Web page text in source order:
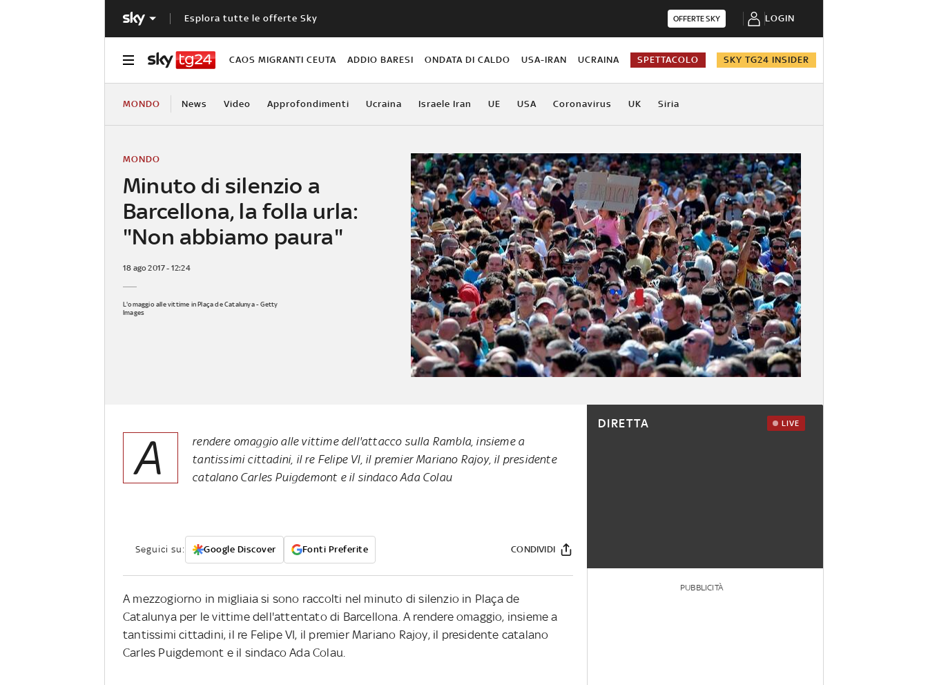
Esplora tutte le offerte Sky OFFERTE SKY LOGIN
CAOS MIGRANTI CEUTA ADDIO BARESI ONDATA DI CALDO USA-IRAN UCRAINA SPETTACOLO SKY TG24 INSIDER
MONDO News Video Approfondimenti Ucraina Israele Iran UE USA Coronavirus UK Siria
Minuto di silenzio a
Barcellona, la folla urla:
"Non abbiamo paura"
MONDO
18 ago 2017 - 12:24
L'omaggio alle vittime in Plaça de Catalunya - Getty
Images
A
rendere omaggio alle vittime dell'attacco sulla Rambla, insieme a
tantissimi cittadini, il re Felipe VI, il premier Mariano Rajoy, il presidente
catalano Carles Puigdemont e il sindaco Ada Colau
Seguici su: Google Discover Fonti Preferite CONDIVIDI
A mezzogiorno in migliaia si sono raccolti nel minuto di silenzio in Plaça de
Catalunya per le vittime dell'attentato di Barcellona. A rendere omaggio, insieme a
tantissimi cittadini, il re Felipe VI, il premier Mariano Rajoy, il presidente catalano
Carles Puigdemont e il sindaco Ada Colau.
DIRETTA LIVE
PUBBLICITÀ